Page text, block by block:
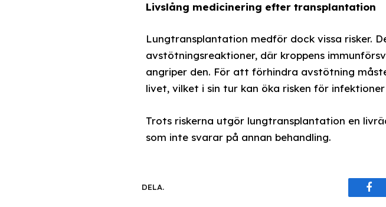
Livslång medicinering efter transplantation
Lungtransplantation medför dock vissa risker.
avstötningsreaktioner, där kroppens
angriper den. För att förhindra avstötning
livet, vilket i sin tur kan öka risken för
Trots riskerna utgör lungtransplantation en
som inte svarar på annan behandling.
DELA.